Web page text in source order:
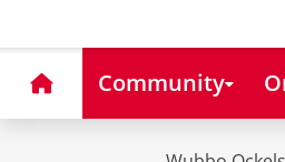
HomeCommunity